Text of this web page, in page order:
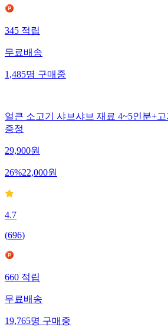
345 적립
무료배송
1,485명 구매중
얼큰 소고기 샤브샤브 재료 4~5인분+고
증정
29,900원
26%22,000원
4.7
(696)
660 적립
무료배송
19,765명 구매중